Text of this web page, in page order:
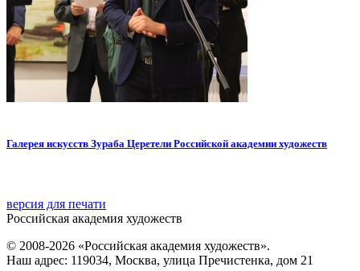
Галерея искусств Зураба Церетели Российской академии художеств
версия для печати
Российская академия художеств
© 2008-2026 «Российская академия художеств».
Наш адрес: 119034, Москва, улица Пречистенка, дом 21